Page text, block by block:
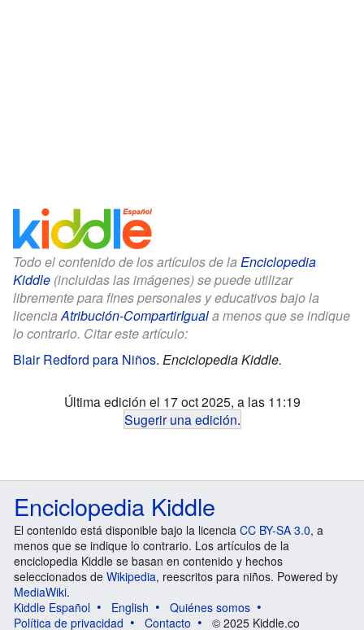
Todo el contenido de los artículos de la Enciclopedia
Kiddle (incluidas las imágenes) se puede utilizar
libremente para fines personales y educativos bajo la
licenciaAtribución-CompartirIguala menos que se indique
lo contrario. Citar este artículo:
Blair Redford para Niños. Enciclopedia Kiddle.
Última edición el 17 oct 2025, a las 11:19
Sugerir una edición.
Enciclopedia Kiddle
El contenido está disponible bajo la licencia CC BY-SA 3.0, a
menos que se indique lo contrario. Los artículos de la
enciclopedia Kiddle se basan en contenido y hechos
seleccionados de Wikipedia, reescritos para niños. Powered by
MediaWiki.
Kiddle Español
English
Quiénes somos
Política de privacidad
Contacto © 2025 Kiddle.co